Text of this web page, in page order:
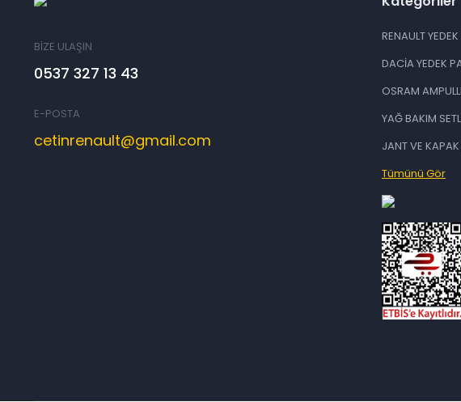
BİZE ULAŞIN
0537 327 13 43
E-POSTA
cetinrenault@gmail.com
RENAULT
DACİA YEDEK
OSRAM
YAĞ BAKIM
JANT VE KAPAK
Tümünü Gör